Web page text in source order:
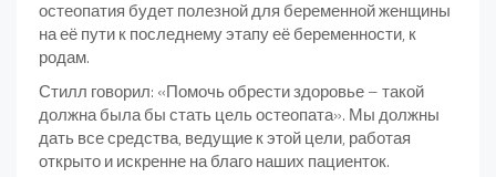
остеопатия будет полезной для беременной женщины
на её пути к последнему этапу её беременности, к
родам.
Стилл говорил: «Помочь обрести здоровье – такой
должна была бы стать цель остеопата». Мы должны
дать все средства, ведущие к этой цели, работая
открыто и искренне на благо наших пациенток.